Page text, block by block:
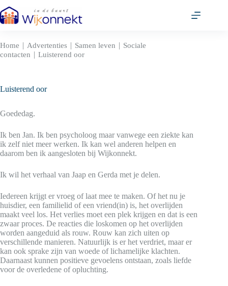
naar
de
Home | Advertenties | Samen leven | Sociale
contacten | Luisterend oor
Luisterend oor
Goededag.
Ik ben Jan. Ik ben psycholoog maar vanwege een ziekte kan
ik zelf niet meer werken. Ik kan wel anderen helpen en
daarom ben ik aangesloten bij Wijkonnekt.
Ik wil het verhaal van Jaap en Gerda met je delen.
Iedereen krijgt er vroeg of laat mee te maken. Of het nu je
huisdier, een familielid of een vriend(in) is, het overlijden
maakt veel los. Het verlies moet een plek krijgen en dat is een
zwaar proces. De reacties die loskomen op het overlijden
worden aangeduid als rouw. Rouw kan zich uiten op
verschillende manieren. Natuurlijk is er het verdriet, maar er
kan ook sprake zijn van woede of lichamelijke klachten.
Daarnaast kunnen positieve gevoelens ontstaan, zoals liefde
voor de overledene of opluchting.